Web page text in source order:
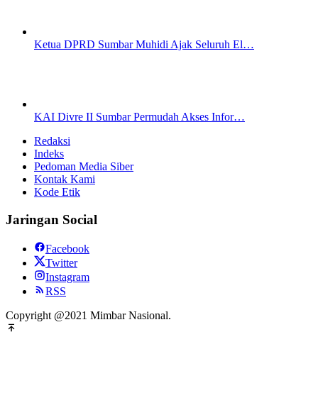
Ketua DPRD Sumbar Muhidi Ajak Seluruh El…
KAI Divre II Sumbar Permudah Akses Infor…
Redaksi
Indeks
Pedoman Media Siber
Kontak Kami
Kode Etik
Jaringan Social
Facebook
Twitter
Instagram
RSS
Copyright @2021 Mimbar Nasional.